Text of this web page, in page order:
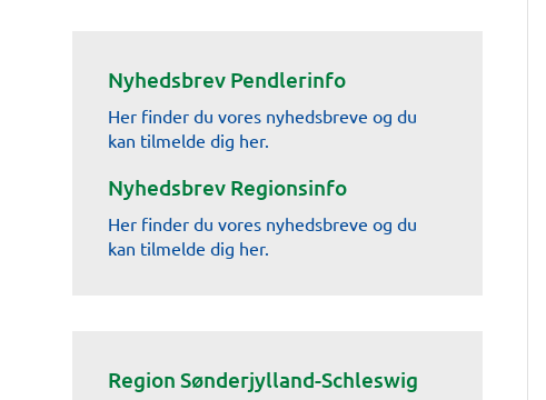
Nyhedsbrev Pendlerinfo
Her finder du vores nyhedsbreve og du
kan tilmelde dig her.
Nyhedsbrev Regionsinfo
Her finder du vores nyhedsbreve og du
kan tilmelde dig her.
Region Sønderjylland-Schleswig